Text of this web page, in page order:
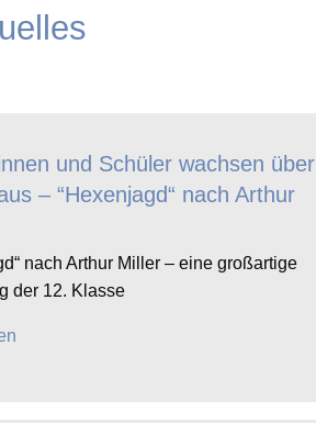
und Schüler wachsen über
– “Hexenjagd“ nach Arthur
nach Arthur Miller – eine großartige
der 12. Klasse